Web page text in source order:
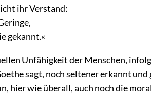
ihr Verstand:
gekannt.«
Unfähigkeit der Menschen,
sagt, noch seltener erkannt und
hier wie überall, auch noch die